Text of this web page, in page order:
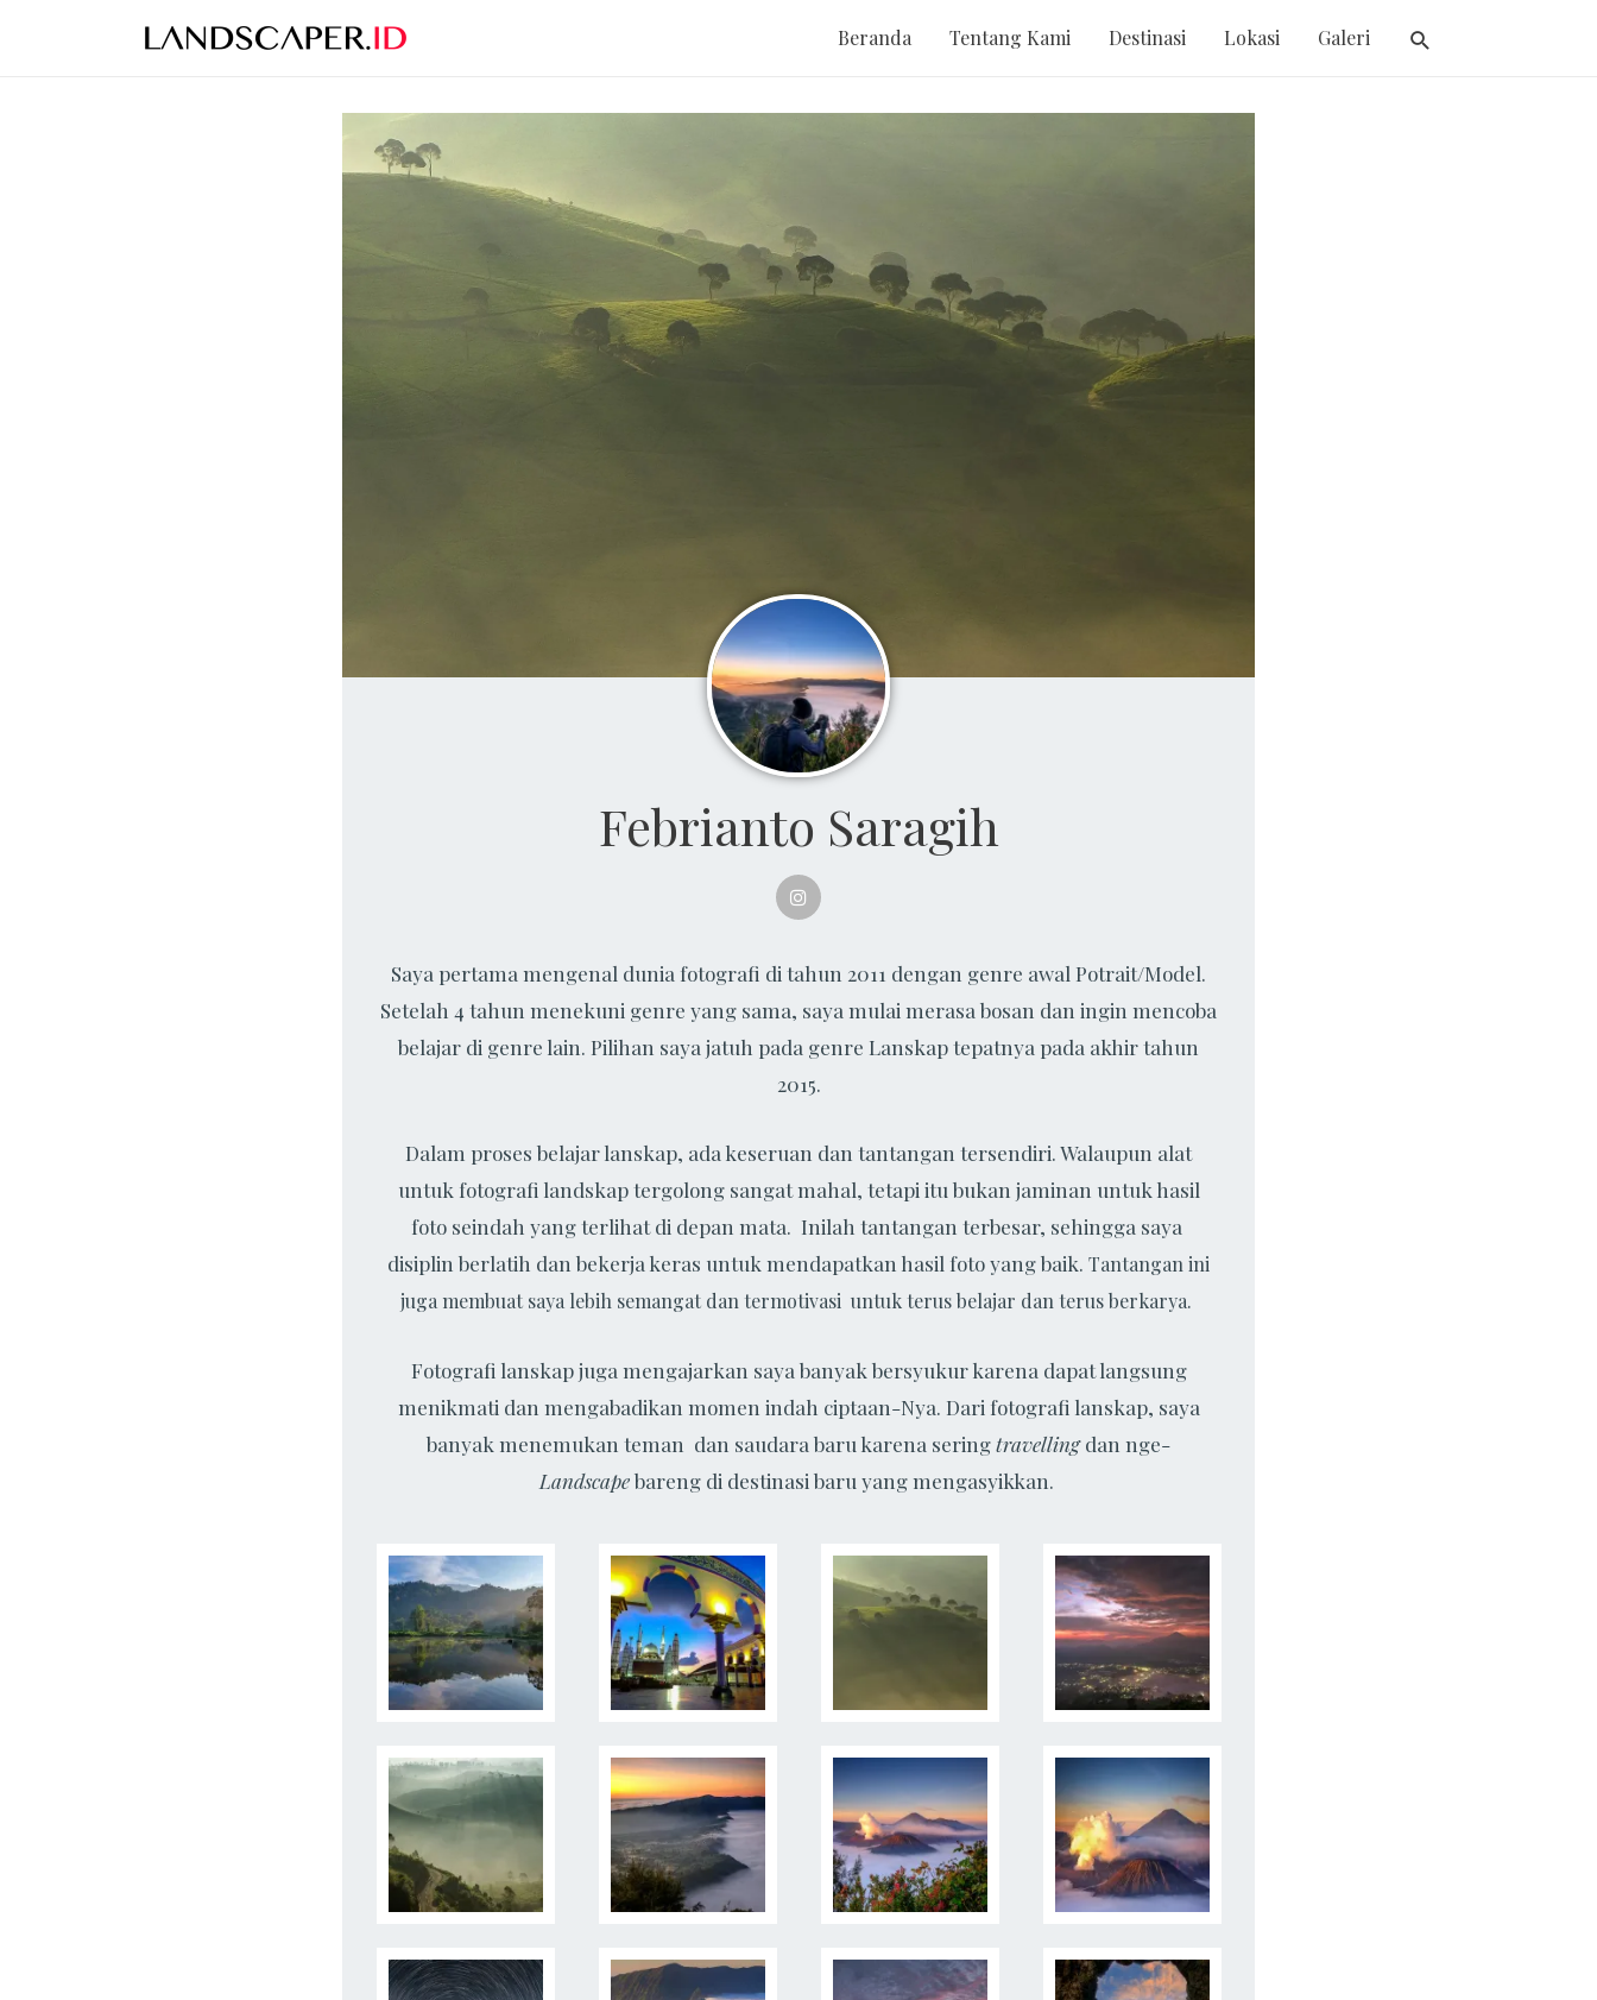
Beranda Tentang Kami Destinasi Lokasi Galeri
Febrianto Saragih
Saya pertama mengenal dunia fotografi di tahun 2011 dengan genre awal Potrait/Model.
Setelah 4 tahun menekuni genre yang sama, saya mulai merasa bosan dan ingin mencoba
belajar di genre lain. Pilihan saya jatuh pada genre Lanskap tepatnya pada akhir tahun
2015.
Dalam proses belajar lanskap, ada keseruan dan tantangan tersendiri. Walaupun alat
untuk fotografi landskap tergolong sangat mahal, tetapi itu bukan jaminan untuk hasil
foto seindah yang terlihat di depan mata. Inilah tantangan terbesar, sehingga saya
disiplin berlatih dan bekerja keras untuk mendapatkan hasil foto yang baik. Tantangan ini
juga membuat saya lebih semangat dan termotivasi untuk terus belajar dan terus berkarya.
Fotografi lanskap juga mengajarkan saya banyak bersyukur karena dapat langsung
menikmati dan mengabadikan momen indah ciptaan-Nya. Dari fotografi lanskap, saya
banyak menemukan teman dan saudara baru karena seringtravellingdan nge-
Landscapebareng di destinasi baru yang mengasyikkan.